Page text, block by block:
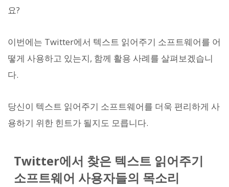
요?
이번에는 Twitter에서 텍스트 읽어주기 소프트웨어를 어
떻게 사용하고 있는지, 함께 활용 사례를 살펴보겠습니
다.
당신이 텍스트 읽어주기 소프트웨어를 더욱 편리하게 사
용하기 위한 힌트가 될지도 모릅니다.
Twitter에서 찾은 텍스트 읽어주기
소프트웨어 사용자들의 목소리